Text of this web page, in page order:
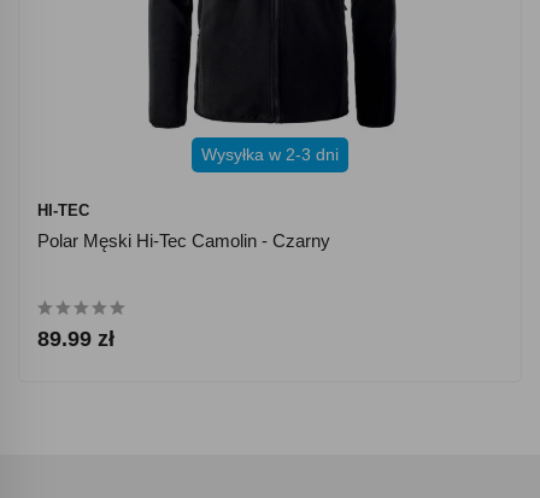
Wysyłka w 2-3 dni
HI-TEC
Polar Męski Hi-Tec Camolin - Czarny
89.99 zł